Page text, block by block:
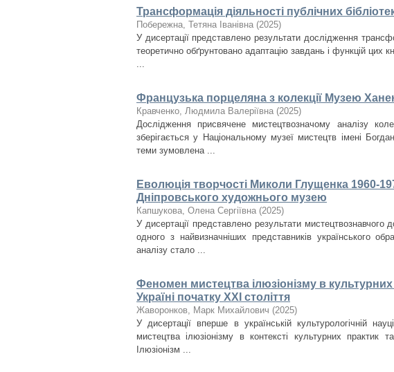
Трансформація діяльності публічних
Побережна, Тетяна Іванівна (2025)
У дисертації представлено результати дослідження
теоретично обґрунтовано адаптацію завдань і функцій цих
...
Французька порцеляна з колекції Музею
Кравченко, Людмила Валеріївна (2025)
Дослідження присвячене мистецтвозначому аналізу
зберігається у Національному музеї мистецтв імені
теми зумовлена ...
Еволюція творчості Миколи Глущенка 1960-
Дніпровського художнього музею
Капшукова, Олена Сергіївна (2025)
У дисертації представлено результати
одного з найвизначніших представників українського
аналізу стало ...
Феномен мистецтва ілюзіонізму в культурних
Україні початку ХХІ століття
Жаворонков, Марк Михайлович (2025)
У дисертації вперше в українській культурологічній
мистецтва ілюзіонізму в контексті культурних практик
Ілюзіонізм ...